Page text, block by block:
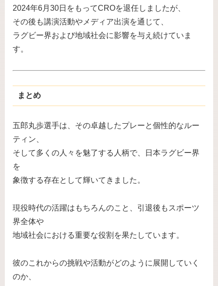
2024年6月30日をもってCROを退任しましたが、
その後も講演活動やメディア出演を通じて、
ラグビー界および地域社会に影響を与え続けていま
す。
まとめ
五郎丸歩選手は、その卓越したプレーと個性的なルー
ティン、
そして多くの人々を魅了する人柄で、日本ラグビー界
を
象徴する存在として輝いてきました。
現役時代の活躍はもちろんのこと、引退後もスポーツ
界全体や
地域社会における重要な役割を果たしています。
彼のこれからの挑戦や活動がどのように展開していく
のか、